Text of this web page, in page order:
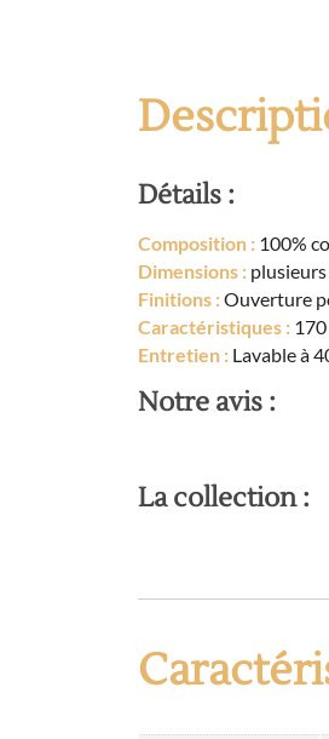
Détails :
Composition : 100%
Dimensions :
Finitions :Ouverture
Caractéristiques : 170
Entretien : Lavable à
Notre avis :
La collection :